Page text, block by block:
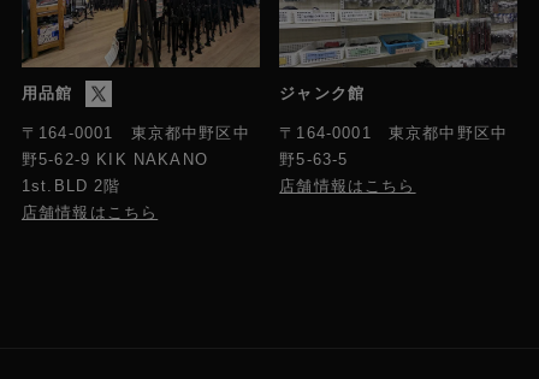
用品館
〒164-0001 東京都中野区中
野5-62-9 KIK NAKANO
1st.BLD 2階
店舗情報はこちら
ジャンク館
〒164-0001 東京都中野区中
野5-63-5
店舗情報はこちら